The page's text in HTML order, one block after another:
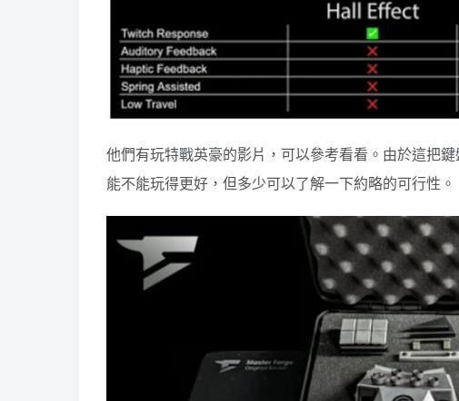
他們有玩特戰英豪的影片，可以參考看看。由於這把
能不能玩得更好，但多少可以了解一下約略的可行性。